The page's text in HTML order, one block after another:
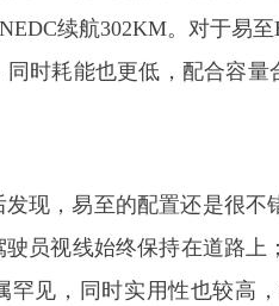
续航302KM。对于易
时耗能也更低，配合容
现，易至的配置还是很
员视线始终保持在道路
罕见，同时实用性也较高